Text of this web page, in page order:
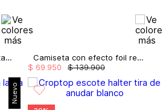
Camiseta manga corta estampado repujado
Camiseta con efecto foil repujada
$ 139.900
$ 69 950
Nuevo